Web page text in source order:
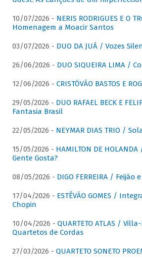
10/07/2026 - NERIS RODRIGUES E O
Homenagem a Moacir Santos
03/07/2026 - DUO DA JUÁ / Vozes
26/06/2026 - DUO SIQUEIRA LIMA /
12/06/2026 - CRISTÓVÃO BASTOS E
29/05/2026 - DUO RAFAEL BECK E
Fantasia Brasil
22/05/2026 - NEYMAR DIAS TRIO /
15/05/2026 - HAMILTON DE
Gente Gosta?
08/05/2026 - DIGO FERREIRA / Feijão
17/04/2026 - ESTÊVÃO GOMES /
Chopin
10/04/2026 - QUARTETO ATLAS /
Quartetos de Cordas
27/03/2026 - QUARTETO SONETO